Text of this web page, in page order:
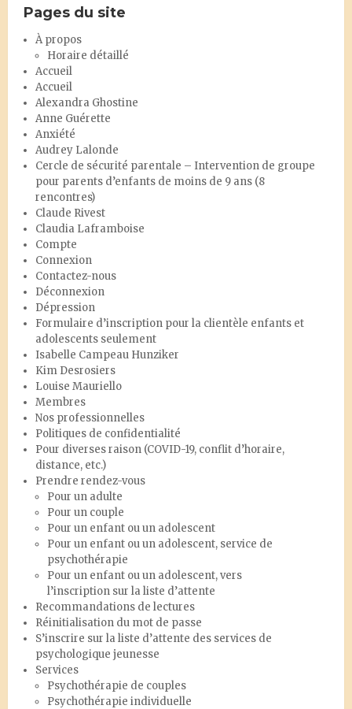
Pages du site
À propos
Horaire détaillé
Accueil
Accueil
Alexandra Ghostine
Anne Guérette
Anxiété
Audrey Lalonde
Cercle de sécurité parentale – Intervention de groupe
pour parents d’enfants de moins de 9 ans (8
rencontres)
Claude Rivest
Claudia Laframboise
Compte
Connexion
Contactez-nous
Déconnexion
Dépression
Formulaire d’inscription pour la clientèle enfants et
adolescents seulement
Isabelle Campeau Hunziker
Kim Desrosiers
Louise Mauriello
Membres
Nos professionnelles
Politiques de confidentialité
Pour diverses raison (COVID-19, conflit d’horaire,
distance, etc.)
Prendre rendez-vous
Pour un adulte
Pour un couple
Pour un enfant ou un adolescent
Pour un enfant ou un adolescent, service de
psychothérapie
Pour un enfant ou un adolescent, vers
l’inscription sur la liste d’attente
Recommandations de lectures
Réinitialisation du mot de passe
S’inscrire sur la liste d’attente des services de
psychologique jeunesse
Services
Psychothérapie de couples
Psychothérapie individuelle